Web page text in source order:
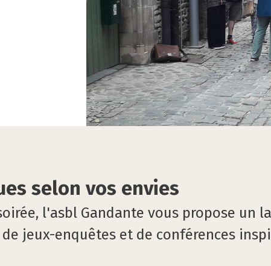
selon vos envies
l'asbl Gandante vous propose un
jeux-enquêtes et de conférences